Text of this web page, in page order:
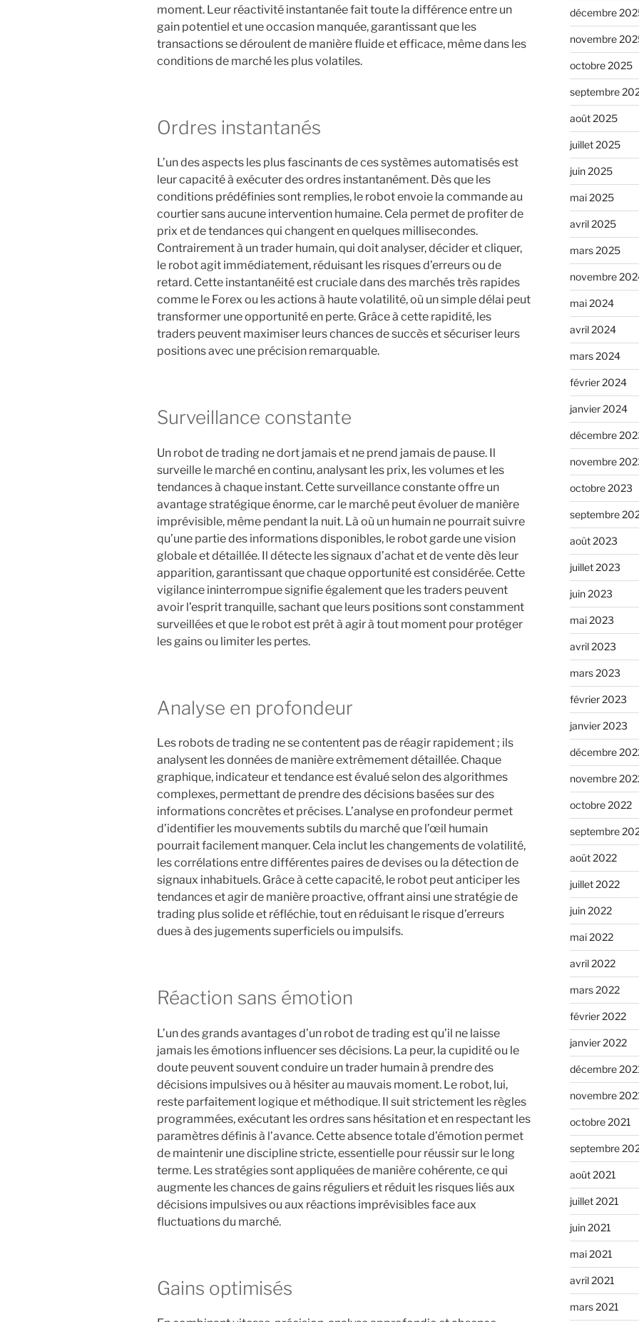
moment. Leur réactivité instantanée fait toute la différence entre un
gain potentiel et une occasion manquée, garantissant que les
transactions se déroulent de manière fluide et efficace, même dans les
conditions de marché les plus volatiles.
Ordres instantanés
L’un des aspects les plus fascinants de ces systèmes automatisés est
leur capacité à exécuter des ordres instantanément. Dès que les
conditions prédéfinies sont remplies, le robot envoie la commande au
courtier sans aucune intervention humaine. Cela permet de profiter de
prix et de tendances qui changent en quelques millisecondes.
Contrairement à un trader humain, qui doit analyser, décider et cliquer,
le robot agit immédiatement, réduisant les risques d’erreurs ou de
retard. Cette instantanéité est cruciale dans des marchés très rapides
comme le Forex ou les actions à haute volatilité, où un simple délai peut
transformer une opportunité en perte. Grâce à cette rapidité, les
traders peuvent maximiser leurs chances de succès et sécuriser leurs
positions avec une précision remarquable.
Surveillance constante
Un robot de trading ne dort jamais et ne prend jamais de pause. Il
surveille le marché en continu, analysant les prix, les volumes et les
tendances à chaque instant. Cette surveillance constante offre un
avantage stratégique énorme, car le marché peut évoluer de manière
imprévisible, même pendant la nuit. Là où un humain ne pourrait suivre
qu’une partie des informations disponibles, le robot garde une vision
globale et détaillée. Il détecte les signaux d’achat et de vente dès leur
apparition, garantissant que chaque opportunité est considérée. Cette
vigilance ininterrompue signifie également que les traders peuvent
avoir l’esprit tranquille, sachant que leurs positions sont constamment
surveillées et que le robot est prêt à agir à tout moment pour protéger
les gains ou limiter les pertes.
Analyse en profondeur
Les robots de trading ne se contentent pas de réagir rapidement ; ils
analysent les données de manière extrêmement détaillée. Chaque
graphique, indicateur et tendance est évalué selon des algorithmes
complexes, permettant de prendre des décisions basées sur des
informations concrètes et précises. L’analyse en profondeur permet
d’identifier les mouvements subtils du marché que l’œil humain
pourrait facilement manquer. Cela inclut les changements de volatilité,
les corrélations entre différentes paires de devises ou la détection de
signaux inhabituels. Grâce à cette capacité, le robot peut anticiper les
tendances et agir de manière proactive, offrant ainsi une stratégie de
trading plus solide et réfléchie, tout en réduisant le risque d’erreurs
dues à des jugements superficiels ou impulsifs.
Réaction sans émotion
L’un des grands avantages d’un robot de trading est qu’il ne laisse
jamais les émotions influencer ses décisions. La peur, la cupidité ou le
doute peuvent souvent conduire un trader humain à prendre des
décisions impulsives ou à hésiter au mauvais moment. Le robot, lui,
reste parfaitement logique et méthodique. Il suit strictement les règles
programmées, exécutant les ordres sans hésitation et en respectant les
paramètres définis à l’avance. Cette absence totale d’émotion permet
de maintenir une discipline stricte, essentielle pour réussir sur le long
terme. Les stratégies sont appliquées de manière cohérente, ce qui
augmente les chances de gains réguliers et réduit les risques liés aux
décisions impulsives ou aux réactions imprévisibles face aux
fluctuations du marché.
Gains optimisés
décembre
novembre
octobre 2025
septembre
août 2025
juillet 2025
juin 2025
mai 2025
avril 2025
mars 2025
novembre
mai 2024
avril 2024
mars 2024
février 2024
janvier 2024
décembre
novembre
octobre 2023
septembre
août 2023
juillet 2023
juin 2023
mai 2023
avril 2023
mars 2023
février 2023
janvier 2023
décembre
novembre
octobre 2022
septembre
août 2022
juillet 2022
juin 2022
mai 2022
avril 2022
mars 2022
février 2022
janvier 2022
décembre
novembre
octobre 2021
septembre
août 2021
juillet 2021
juin 2021
mai 2021
avril 2021
mars 2021